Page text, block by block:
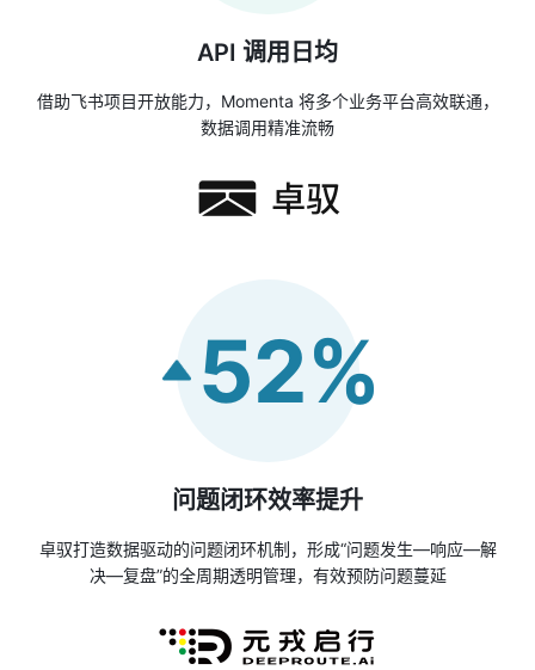
API 调用日均
借助飞书项目开放能力，Momenta 将多个业务平台高效联通，
数据调用精准流畅
52%
问题闭环效率提升
卓驭打造数据驱动的问题闭环机制，形成“问题发生—响应—解
决—复盘”的全周期透明管理，有效预防问题蔓延